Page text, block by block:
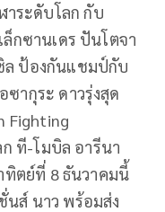
ระดับโลก กับ
กซานเดร ปันโตจา
ล ป้องกันแชมป์กับ
ากุระ ดาวรุ่งสุด
Fighting
ก ที-โมบิล อารีนา
ทิตย์ที่ 8 ธันวาคมนี้
ส์ นาว พร้อมส่ง